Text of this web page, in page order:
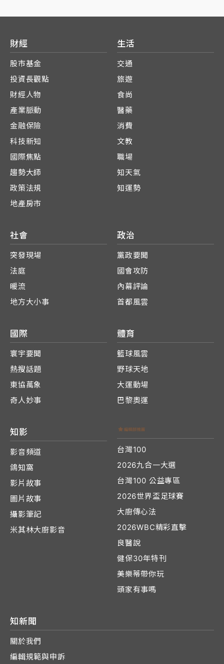
財經
股市基金
投資長觀點
財經人物
產業脈動
金融保險
科技新知
國際焦點
趨勢大師
政策法規
地產房市
生活
交通
旅遊
食尚
醫藥
消費
文教
職場
知天氣
知運勢
社會
突發現場
法庭
暖流
地方大小事
政治
黨政要聞
國會攻防
內幕評論
首都風雲
國際
寰宇要聞
熱搜話題
東協萬象
奇人妙事
體育
籃球風雲
野球天地
大運動場
巴黎奧運
知影
影音頻道
鴿知窩
影片故事
圖片故事
攝影筆記
米其林大廚影音
台灣100
2026九合一大選
台灣100 公益專區
2026世界盃足球賽
大廚傳心法
2026WBC精彩直擊
良醫說
健保30年特刊
美樂蒂帶你玩
頭家有事嗎
知新聞
關於我們
編輯規範與申訴